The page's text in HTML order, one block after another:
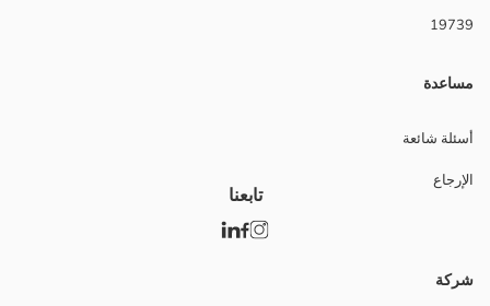
19739
مساعدة
أسئلة شائعة
الإرجاع
شركة
تابعنا